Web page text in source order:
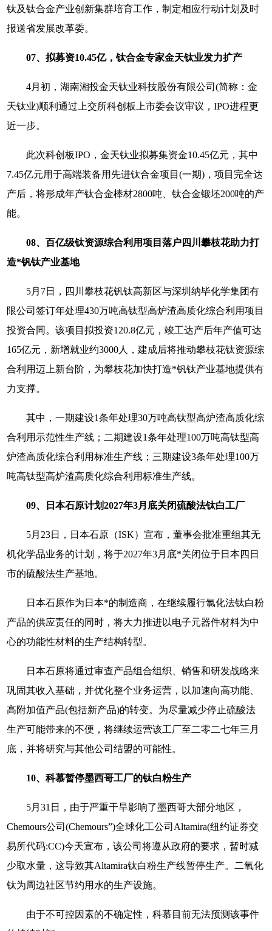
钛及钛合金产业创新集群培育工作，制定相应行动计划及时
报送省发展改革委。
07、拟募资10.45亿，钛合金专家金天钛业发力扩产
4月初，湖南湘投金天钛业科技股份有限公司(简称：金
天钛业)顺利通过上交所科创板上市委会议审议，IPO进程更
近一步。
此次科创板IPO，金天钛业拟募集资金10.45亿元，其中
7.45亿元用于高端装备用先进钛合金项目(一期)，项目完全达
产后，将形成年产钛合金棒材2800吨、钛合金锻坯200吨的产
能。
08、百亿级钛资源综合利用项目落户四川攀枝花助力打
造*钒钛产业基地
5月7日，四川攀枝花钒钛高新区与深圳纳毕化学集团有
限公司签订年处理430万吨高钛型高炉渣高质化综合利用项目
投资合同。该项目拟投资120.8亿元，竣工达产后年产值可达
165亿元，新增就业约3000人，建成后将推动攀枝花钛资源综
合利用迈上新台阶，为攀枝花加快打造*钒钛产业基地提供有
力支撑。
其中，一期建设1条年处理30万吨高钛型高炉渣高质化综
合利用示范性生产线；二期建设1条年处理100万吨高钛型高
炉渣高质化综合利用标准生产线；三期建设3条年处理100万
吨高钛型高炉渣高质化综合利用标准生产线。
09、日本石原计划2027年3月底关闭硫酸法钛白工厂
5月23日，日本石原（ISK）宣布，董事会批准重组其无
机化学品业务的计划，将于2027年3月底*关闭位于日本四日
市的硫酸法生产基地。
日本石原作为日本*的制造商，在继续履行氯化法钛白粉
产品的供应责任的同时，将大力推进以电子元器件材料为中
心的功能性材料的生产结构转型。
日本石原将通过审查产品组合组织、销售和研发战略来
巩固其收入基础，并优化整个业务运营，以加速向高功能、
高附加值产品(包括新产品)的转变。为尽量减少停止硫酸法
生产可能带来的不便，将继续运营该工厂至二零二七年三月
底，并将研究与其他公司结盟的可能性。
10、科慕暂停墨西哥工厂的钛白粉生产
5月31日，由于严重干旱影响了墨西哥大部分地区，
Chemours公司(Chemours”)全球化工公司Altamira(纽约证券交
易所代码:CC)今天宣布，该公司将遵从政府的要求，暂时减
少取水量，这导致其Altamira钛白粉生产线暂停生产。二氧化
钛为周边社区节约用水的生产设施。
由于不可控因素的不确定性，科慕目前无法预测该事件